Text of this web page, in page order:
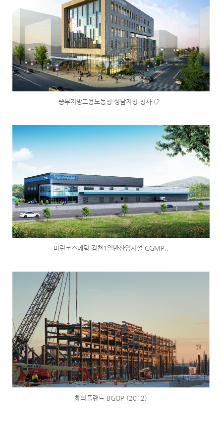
중부지방고용노동청 성남지청 청사 (2..
마린코스메틱 김천1일반산업시설 CGMP..
해외플랜트 BGOP (2012)